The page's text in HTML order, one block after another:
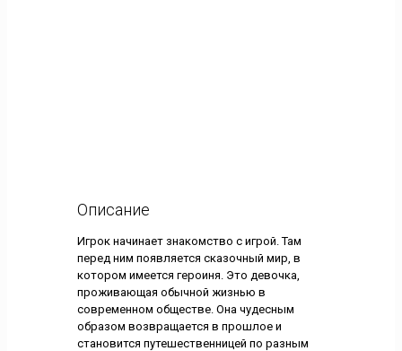
Описание
Игрок начинает знакомство с игрой. Там
перед ним появляется сказочный мир, в
котором имеется героиня. Это девочка,
проживающая обычной жизнью в
современном обществе. Она чудесным
образом возвращается в прошлое и
становится путешественницей по разным